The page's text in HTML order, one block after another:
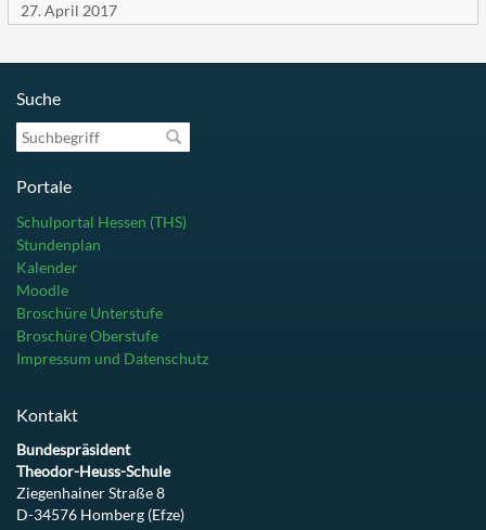
27. April 2017
Suche
Suchbegriff
Portale
Schulportal Hessen (THS)
Stundenplan
Kalender
Moodle
Broschüre Unterstufe
Broschüre Oberstufe
Impressum und Datenschutz
Kontakt
Bundespräsident
Theodor-Heuss-Schule
Ziegenhainer Straße 8
D-34576 Homberg (Efze)